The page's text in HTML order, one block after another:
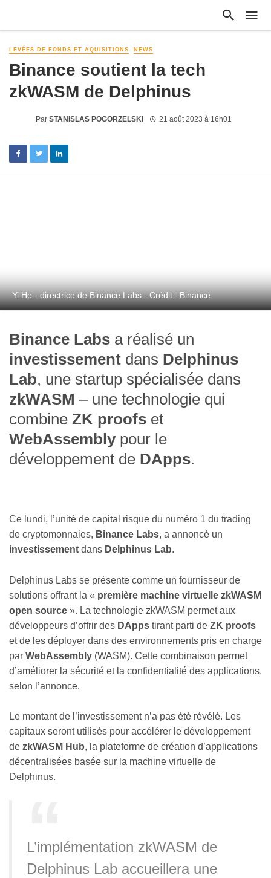
LEVÉES DE FONDS ET AQUISITIONS NEWS
Binance soutient la tech
zkWASM de Delphinus
Par STANISLAS POGORZELSKI 21 août 2023 à 16h01
Yi He - directrice de Binance Labs - Crédit : Binance
Binance Labs a réalisé un
investissement dans Delphinus
Lab, une startup spécialisée dans
zkWASM – une technologie qui
combine ZK proofs et
WebAssemblypour le
développement de DApps.
Ce lundi, l’unité de capital risque du numéro 1 du trading
de cryptomonnaies, Binance Labs, a annoncé un
investissement dans Delphinus Lab.
Delphinus Labs se présente comme un fournisseur de
solutions offrant la « première machine virtuelle zkWASM
open source ». La technologie zkWASM permet aux
développeurs d’offrir des DApps tirant parti de ZK proofs
et de les déployer dans des environnements pris en charge
par WebAssembly (WASM). Cette combinaison permet
d’améliorer la sécurité et la confidentialité des applications,
selon l’annonce.
Le montant de l’investissement n’a pas été révélé. Les
capitaux seront utilisés pour accélérer le développement
de zkWASM Hub, la plateforme de création d’applications
décentralisées basée sur la machine virtuelle de
Delphinus.
L’implémentation zkWASM de
Delphinus Lab accueillera une